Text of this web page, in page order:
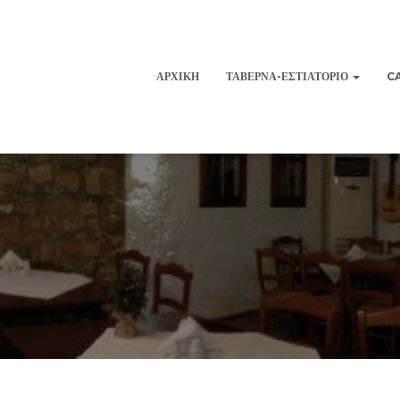
ΑΡΧΙΚΉ ΤΑΒΈΡΝΑ-ΕΣΤΙΑΤΌΡΙΟ